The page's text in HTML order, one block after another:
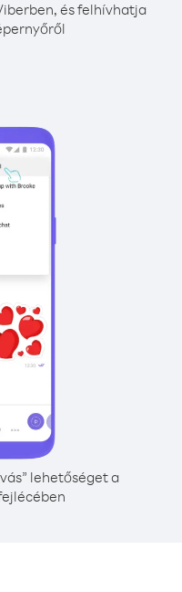
és felhívhatja
lehetőséget a